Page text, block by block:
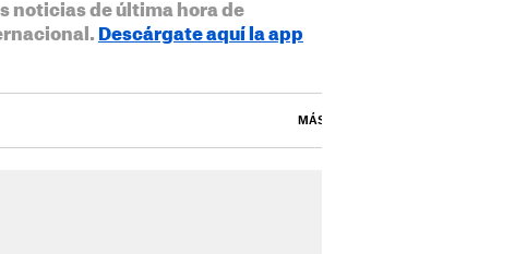
noticias de última hora de
Descárgate aquí la app
MÁS